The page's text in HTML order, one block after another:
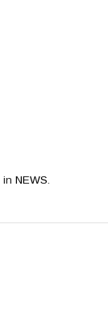
in NEWS